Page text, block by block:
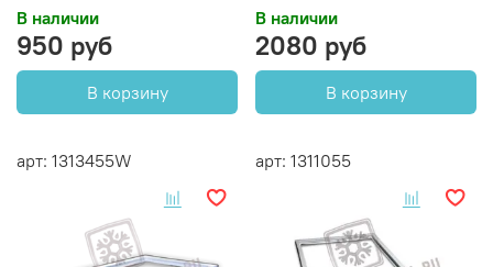
В наличии
950 руб
В корзину
В наличии
2080 руб
В корзину
арт: 1313455W арт: 1311055